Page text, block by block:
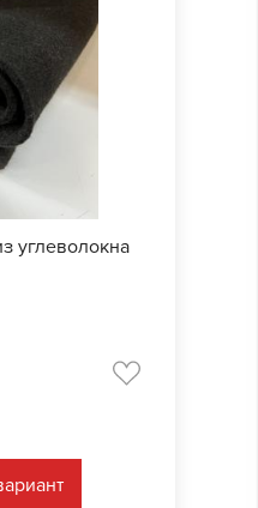
углеволокна